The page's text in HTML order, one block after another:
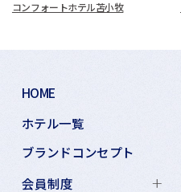
コンフォートホテル苫小牧
HOME
ホテル一覧
ブランドコンセプト
会員制度